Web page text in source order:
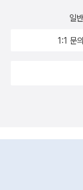
일
1:1 문의